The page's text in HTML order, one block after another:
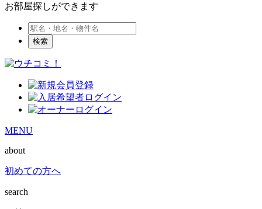
お部屋探しができます
検索
MENU
about
初めての方へ
search